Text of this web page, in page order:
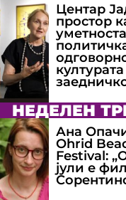
Центар
простор
НЕДЕЛЕН
Ана
Оhrid
Festival:
јули е